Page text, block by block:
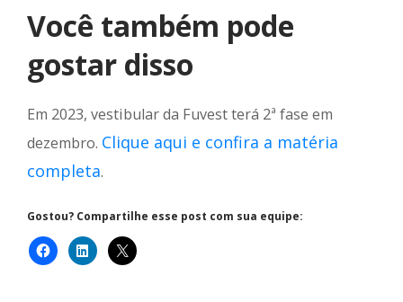
Você também pode
gostar disso
Em 2023, vestibular da Fuvest terá 2ª fase em
dezembro. Clique aqui e confira a matéria
completa.
Gostou? Compartilhe esse post com sua equipe: